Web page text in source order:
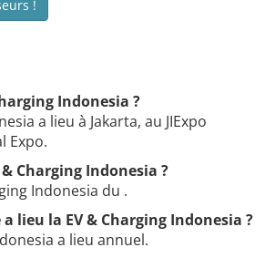
!
Indonesia ?
a lieu à Jakarta, au JIExpo
Expo.
Charging Indonesia ?
Indonesia du .
lieu la EV & Charging Indonesia ?
a lieu annuel.